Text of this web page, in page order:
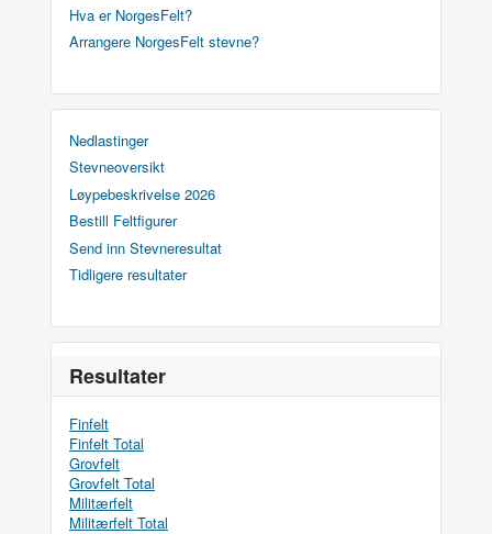
Hva er NorgesFelt?
Arrangere NorgesFelt stevne?
Nedlastinger
Stevneoversikt
Løypebeskrivelse 2026
Bestill Feltfigurer
Send inn Stevneresultat
Tidligere resultater
Resultater
Finfelt
Finfelt Total
Grovfelt
Grovfelt Total
Militærfelt
Militærfelt Total